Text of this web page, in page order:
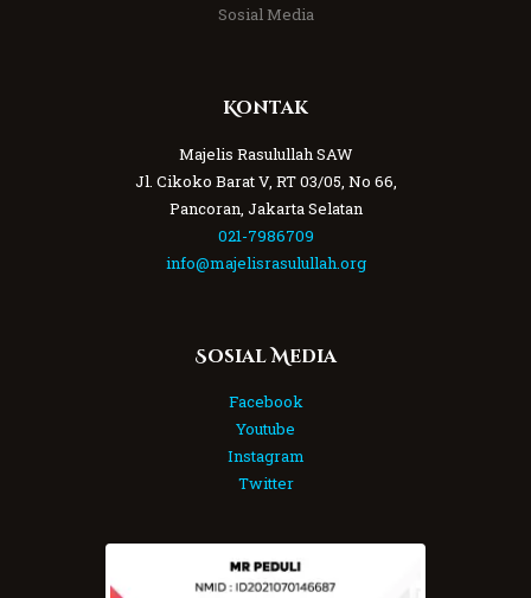
Sosial Media
Kontak
Majelis Rasulullah SAW
Jl. Cikoko Barat V, RT 03/05, No 66,
Pancoran, Jakarta Selatan
021-7986709
info@majelisrasulullah.org
Sosial Media
Facebook
Youtube
Instagram
Twitter